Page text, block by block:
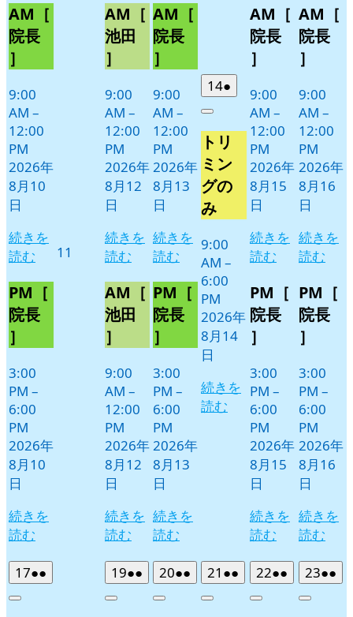
月
10
日
イ
ト)
AM［
院長
］
9:00
AM –
12:00
PM
2026年
8月10
日
続きを
読む
PM［
院長
］
3:00
PM –
6:00
PM
2026年
8月10
日
続きを
読む
11
月
12
日
イ
ベ
ト)
AM［
池田
］
9:00
AM –
12:00
PM
2026年
8月12
日
続きを
読む
AM［
池田
］
9:00
AM –
12:00
PM
2026年
8月12
日
続きを
読む
月
13
日
イ
ト)
AM［
院長
］
9:00
AM –
12:00
PM
2026年
8月13
日
続きを
読む
PM［
院長
］
3:00
PM –
6:00
PM
2026年
8月13
日
続きを
読む
142026
年
月
14
日
●
件
ベ
ン
ト)
Close
トリ
ミン
グの
み
9:00
AM –
6:00
PM
2026年
8月14
日
続きを
読む
月
15
日
イ
ベ
ト)
AM［
院長
］
9:00
AM –
12:00
PM
2026年
8月15
日
続きを
読む
PM［
院長
］
3:00
PM –
6:00
PM
2026年
8月15
日
続きを
読む
月
16
日
イ
AM［
院長
］
9:00
AM –
12:00
PM
2026年
8月16
日
続きを
読む
PM［
院長
］
3:00
PM –
6:00
PM
2026年
8月16
日
続きを
読む
172026
年
●●
件
Close
192026
年
●●
件
Close
202026
年
●●
件
Close
21 2026
年
●●
件
Close
222026
年
●●
件
Close
232026
年
●●
件
Close